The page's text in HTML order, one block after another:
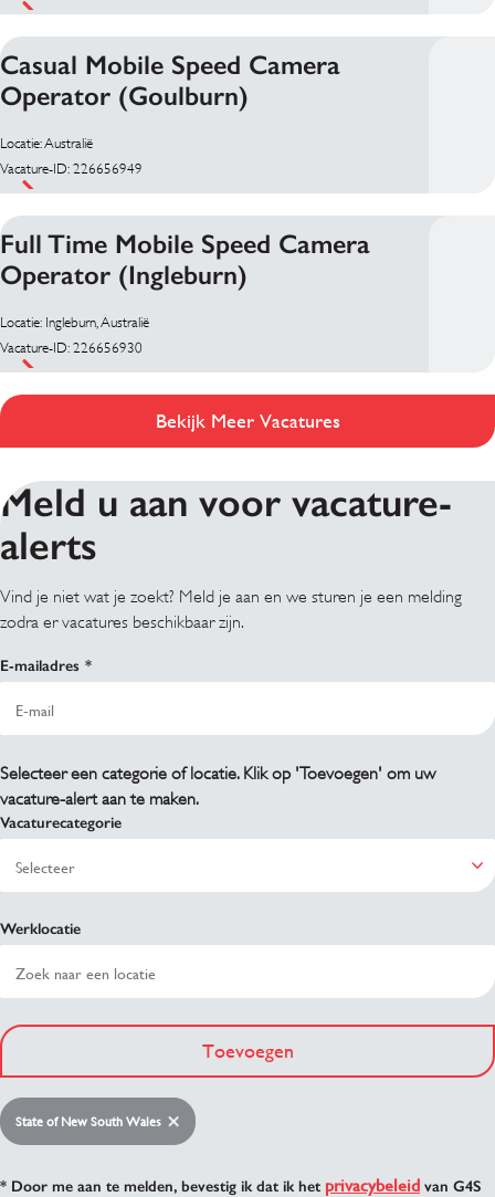
Casual Mobile Speed Camera
Operator (Goulburn)
Locatie: Australië
Vacature-ID: 226656949
Full Time Mobile Speed Camera
Operator (Ingleburn)
Locatie: Ingleburn, Australië
Vacature-ID: 226656930
Bekijk Meer Vacatures
Meld u aan voor vacature-
alerts
Vind je niet wat je zoekt? Meld je aan en we sturen je een melding
zodra er vacatures beschikbaar zijn.
E-mailadres
Selecteer een categorie of locatie. Klik op 'Toevoegen' om uw
vacature-alert aan te maken.
Vacaturecategorie
Werklocatie
Toevoegen
State of New South Wales
* Door me aan te melden, bevestig ik dat ik het privacybeleid van G4S